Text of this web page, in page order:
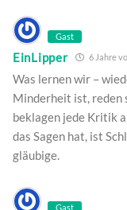
Gast
EinLipper 6 Jahre
Was lernen wir –
Minderheit ist, reden
beklagen jede Kritik
das Sagen hat, ist
gläubige.
Gast